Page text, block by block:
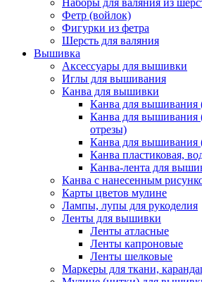
Наборы для валяния из
Фетр (войлок)
Фигурки из фетра
Шерсть для валяния
Вышивка
Аксессуары для вышивки
Иглы для вышивания
Канва для вышивки
Канва для вышивания
Канва для вышивания
отрезы)
Канва для вышивания
Канва пластиковая,
Канва-лента для
Канва с нанесенным
Карты цветов мулине
Лампы, лупы для рукоделия
Ленты для вышивки
Ленты атласные
Ленты капроновые
Ленты шелковые
Маркеры для ткани,